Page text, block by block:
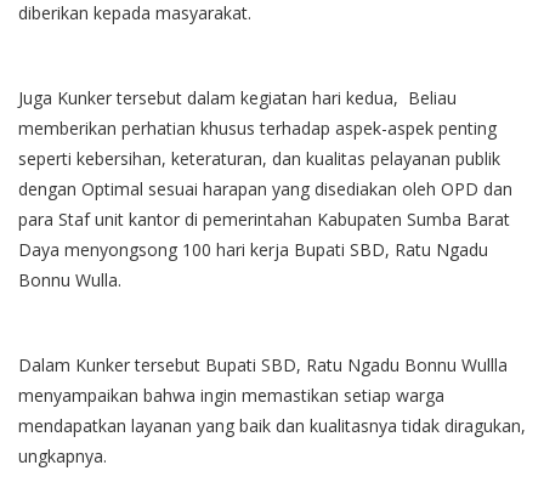
diberikan kepada masyarakat.
Juga Kunker tersebut dalam kegiatan hari kedua, Beliau
memberikan perhatian khusus terhadap aspek-aspek penting
seperti kebersihan, keteraturan, dan kualitas pelayanan publik
dengan Optimal sesuai harapan yang disediakan oleh OPD dan
para Staf unit kantor di pemerintahan Kabupaten Sumba Barat
Daya menyongsong 100 hari kerja Bupati SBD, Ratu Ngadu
Bonnu Wulla.
Dalam Kunker tersebut Bupati SBD, Ratu Ngadu Bonnu Wullla
menyampaikan bahwa ingin memastikan setiap warga
mendapatkan layanan yang baik dan kualitasnya tidak diragukan,
ungkapnya.